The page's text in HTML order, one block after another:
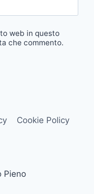
web in questo
che commento.
Cookie Policy
Pieno